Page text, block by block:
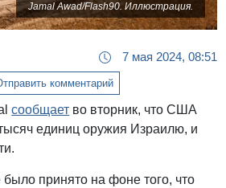
Jamal Awad/Flash90. Иллюстрация.
7 мая 2024, 08:51
комментарий
сообщает во вторник, что США
единиц оружия Израилю, и
принято на фоне того, что